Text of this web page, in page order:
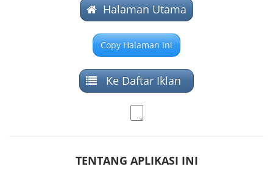
Halaman Utama
Ke Daftar Iklan
TENTANG APLIKASI INI